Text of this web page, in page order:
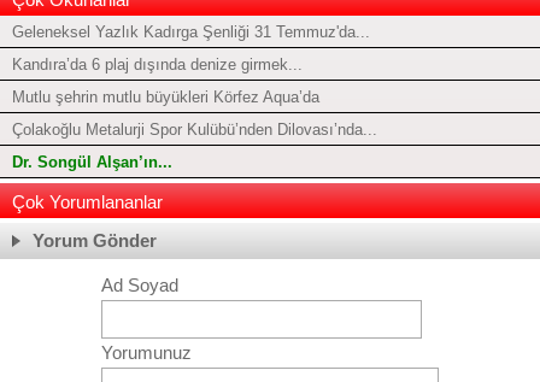
Geleneksel Yazlık Kadırga Şenliği 31 Temmuz'da...
Kandıra’da 6 plaj dışında denize girmek...
Mutlu şehrin mutlu büyükleri Körfez Aqua’da
Çolakoğlu Metalurji Spor Kulübü’nden Dilovası’nda...
Dr. Songül Alşan’ın...
Çok Yorumlananlar
Yorum Gönder
Ad Soyad
Yorumunuz